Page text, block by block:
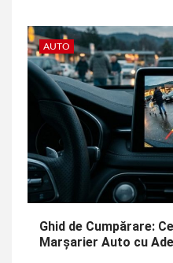
AUTO
Ghid de Cumpărare:
Marșarier Auto cu